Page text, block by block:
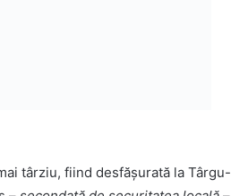
târziu, fiind desfășurată la Târgu-